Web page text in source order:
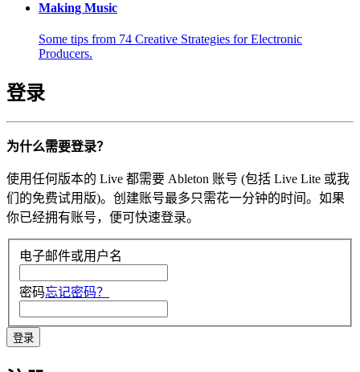
Making Music
Some tips from 74 Creative Strategies for Electronic
Producers.
登录
为什么需要登录？
使用任何版本的 Live 都需要 Ableton 账号 (包括 Live Lite 或我
们的免费试用版)。创建账号最多只需花一分钟的时间。如果
你已经拥有账号，便可快速登录。
电子邮件或用户名
密码忘记密码？